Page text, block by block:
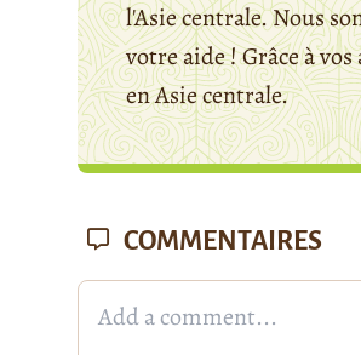
l'Asie centrale. Nous
votre aide ! Grâce à
en Asie centrale.
COMMENTAIRES